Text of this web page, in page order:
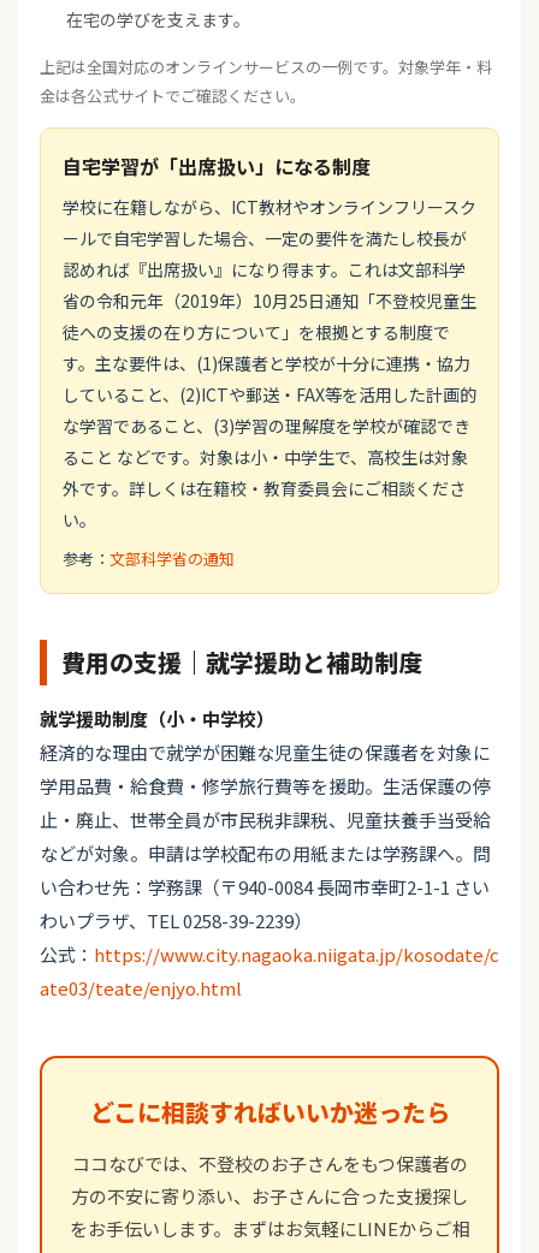
在宅の学びを支えます。
上記は全国対応のオンラインサービスの一例です。対象学年・料
金は各公式サイトでご確認ください。
自宅学習が「出席扱い」になる制度
学校に在籍しながら、ICT教材やオンラインフリースク
ールで自宅学習した場合、一定の要件を満たし校長が
認めれば『出席扱い』になり得ます。これは文部科学
省の令和元年（2019年）10月25日通知「不登校児童生
徒への支援の在り方について」を根拠とする制度で
す。主な要件は、(1)保護者と学校が十分に連携・協力
していること、(2)ICTや郵送・FAX等を活用した計画的
な学習であること、(3)学習の理解度を学校が確認でき
ること などです。対象は小・中学生で、高校生は対象
外です。詳しくは在籍校・教育委員会にご相談くださ
い。
参考： 文部科学省の通知
費用の支援｜就学援助と補助制度
就学援助制度（小・中学校）
経済的な理由で就学が困難な児童生徒の保護者を対象に
学用品費・給食費・修学旅行費等を援助。生活保護の停
止・廃止、世帯全員が市民税非課税、児童扶養手当受給
などが対象。申請は学校配布の用紙または学務課へ。問
い合わせ先：学務課（〒940-0084 長岡市幸町2-1-1 さい
わいプラザ、TEL 0258-39-2239）
公式： https://www.city.nagaoka.niigata.jp/kosodate/c
ate03/teate/enjyo.html
どこに相談すればいいか迷ったら
ココなびでは、不登校のお子さんをもつ保護者の
方の不安に寄り添い、お子さんに合った支援探し
をお手伝いします。まずはお気軽にLINEからご相